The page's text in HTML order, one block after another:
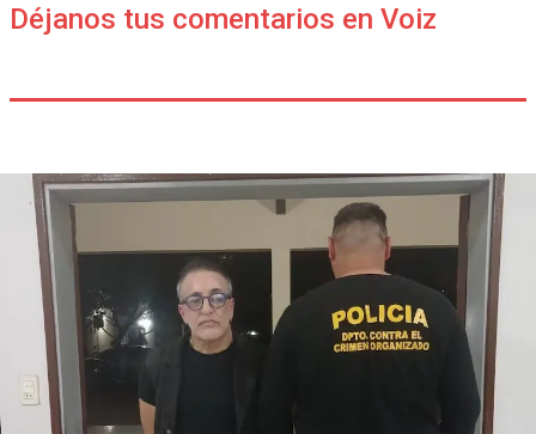
Déjanos tus comentarios en Voiz